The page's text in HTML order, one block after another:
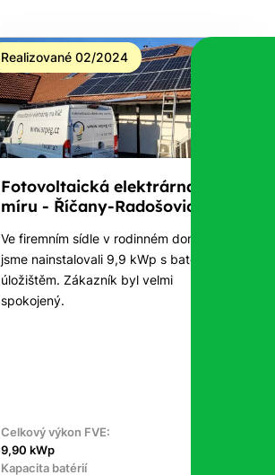
Realizované 02/2024
Fotovoltaická elektrárna na
míru - Říčany-Radošovice
Ve firemním sídle v rodinném domku
jsme nainstalovali 9,9 kWp s bateriovým
úložištěm. Zákazník byl velmi
spokojený.
Celkový výkon FVE:
9,90 kWp
Kapacita batérií